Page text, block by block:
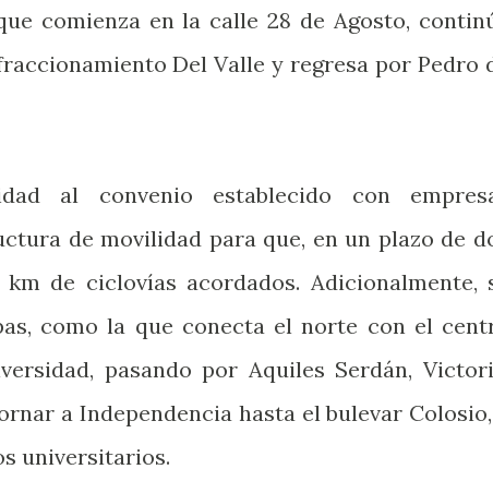
comienza en la calle 28 de Agosto,
Del Valle y regresa por Pedro
al convenio establecido con
de movilidad para que, en un plazo de
de ciclovías acordados. Adicionalmente,
como la que conecta el norte con el
pasando por Aquiles Serdán,
a Independencia hasta el bulevar
universitarios.